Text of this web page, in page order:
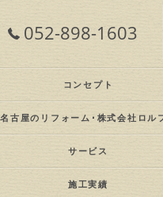
052-898-1603
コンセプト
サービス
施工実績